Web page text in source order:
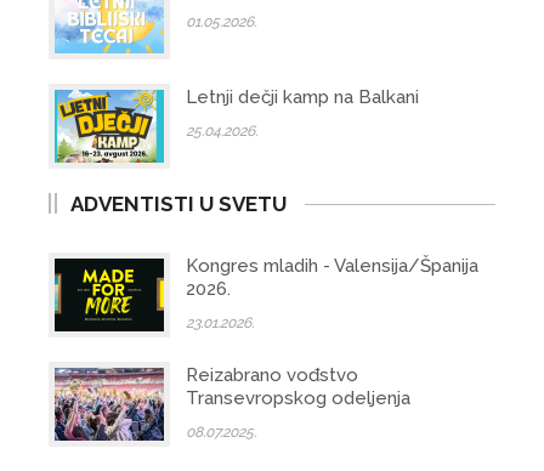
01.05.2026.
Letnji dečji kamp na Balkani
25.04.2026.
ADVENTISTI U SVETU
Kongres mladih - Valensija/Španija
2026.
23.01.2026.
Reizabrano vođstvo
Transevropskog odeljenja
08.07.2025.